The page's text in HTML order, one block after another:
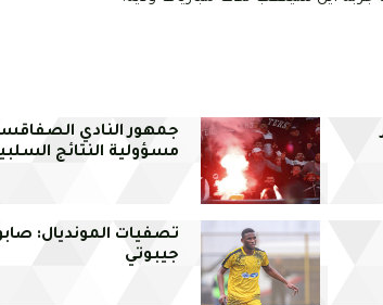
جمهور النادي
مسؤولية النتائج
تصفيات المونديال:
جيبوتي